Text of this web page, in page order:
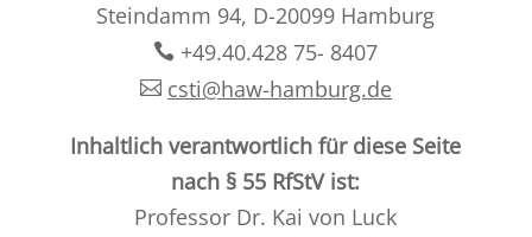
Steindamm 94, D-20099 Hamburg
+49.40.428 75- 8407
csti@haw-hamburg.de
Inhaltlich verantwortlich für diese Seite
nach § 55 RfStV ist:
Professor Dr. Kai von Luck